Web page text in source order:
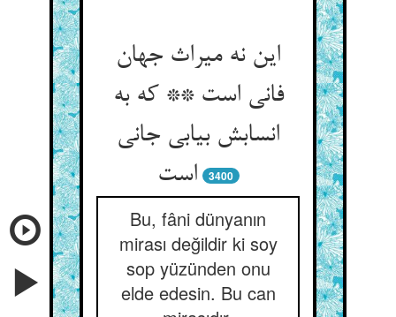
این نه میراث جهان
فانی است ** که به
انسابش بیابی جانی
است‌‌
3400
Bu, fâni dünyanın
mirası değildir ki soy
sop yüzünden onu
elde edesin. Bu can